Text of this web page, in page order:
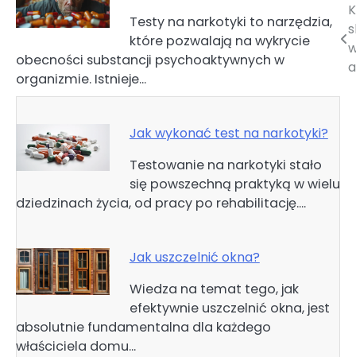
Testy na narkotyki to narzędzia,
które pozwalają na wykrycie
obecności substancji psychoaktywnych w
organizmie. Istnieje…
Jak wykonać test na narkotyki?
Testowanie na narkotyki stało
się powszechną praktyką w wielu
dziedzinach życia, od pracy po rehabilitację.…
Jak uszczelnić okna?
Wiedza na temat tego, jak
efektywnie uszczelnić okna, jest
absolutnie fundamentalna dla każdego
właściciela domu…
Nawigacja